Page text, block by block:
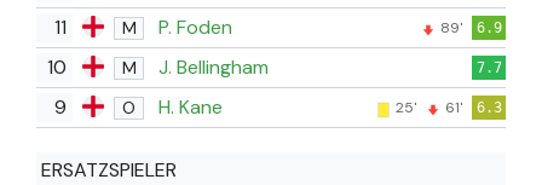
11 M P. Foden 89' 6.9
10 M J. Bellingham 7.7
9 O H. Kane 25' 61' 6.3
ERSATZSPIELER